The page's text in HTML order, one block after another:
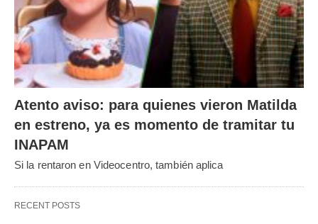
Atento aviso: para quienes vieron Matilda
en estreno, ya es momento de tramitar tu
INAPAM
Si la rentaron en Videocentro, también aplica
RECENT POSTS